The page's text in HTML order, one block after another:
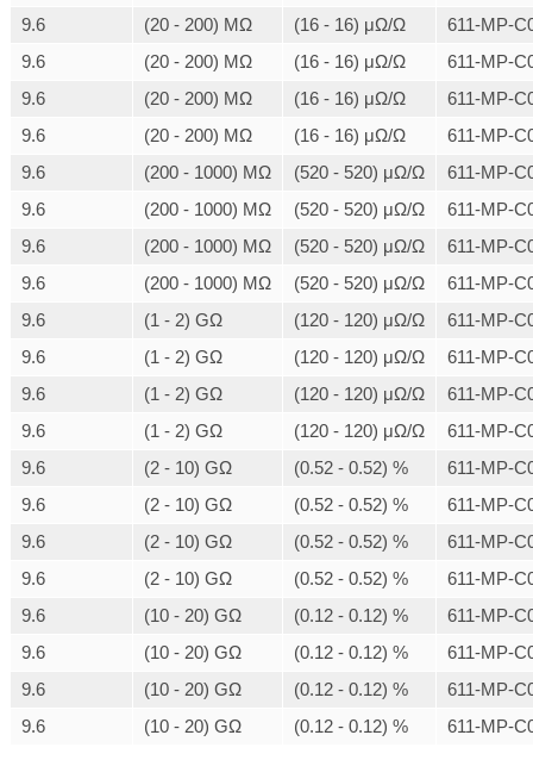
9.6
(20 - 200) MΩ (16 - 16) μΩ/Ω
611-MP-
9.6
(20 - 200) MΩ (16 - 16) μΩ/Ω
611-MP-
9.6
(20 - 200) MΩ (16 - 16) μΩ/Ω
611-MP-
9.6
(20 - 200) MΩ (16 - 16) μΩ/Ω
611-MP-
9.6
(200 - 1000) MΩ (520 - 520) μΩ/Ω
611-MP-
9.6
(200 - 1000) MΩ (520 - 520) μΩ/Ω
611-MP-
9.6
(200 - 1000) MΩ (520 - 520) μΩ/Ω
611-MP-
9.6
(200 - 1000) MΩ (520 - 520) μΩ/Ω
611-MP-
9.6
(1 - 2) GΩ (120 - 120) μΩ/Ω
611-MP-
9.6
(1 - 2) GΩ (120 - 120) μΩ/Ω
611-MP-
9.6
(1 - 2) GΩ (120 - 120) μΩ/Ω
611-MP-
9.6
(1 - 2) GΩ (120 - 120) μΩ/Ω
611-MP-
9.6
(2 - 10) GΩ (0.52 - 0.52) %
611-MP-
9.6
(2 - 10) GΩ (0.52 - 0.52) %
611-MP-
9.6
(2 - 10) GΩ (0.52 - 0.52) %
611-MP-
9.6
(2 - 10) GΩ (0.52 - 0.52) %
611-MP-
9.6
(10 - 20) GΩ (0.12 - 0.12) %
611-MP-
9.6
(10 - 20) GΩ (0.12 - 0.12) %
611-MP-
9.6
(10 - 20) GΩ (0.12 - 0.12) %
611-MP-
9.6
(10 - 20) GΩ (0.12 - 0.12) % 611-MP-